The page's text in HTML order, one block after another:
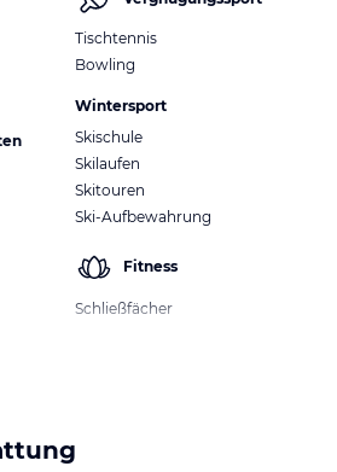
Tischtennis
Bowling
Wintersport
Skischule
Skilaufen
Skitouren
Ski-Aufbewahrung
Fitness
Schließfächer